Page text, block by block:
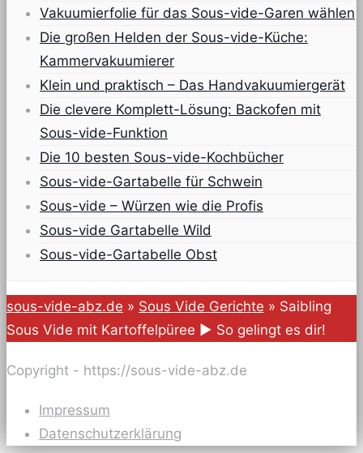
Vakuumierfolie für das Sous-vide-Garen wählen
Die großen Helden der Sous-vide-Küche:
Kammervakuumierer
Klein und praktisch – Das Handvakuumiergerät
Die clevere Komplett-Lösung: Backofen mit
Sous-vide-Funktion
Die 10 besten Sous-vide-Kochbücher
Sous-vide-Gartabelle für Schwein
Sous-vide – Würzen wie die Profis
Sous-vide Gartabelle Wild
Sous-vide-Gartabelle Obst
sous-vide-abz.de » Sous Vide Gerichte » Saibling
Sous Vide mit Kartoffelpüree ► So gelingt es dir!
Copyright - https://sous-vide-abz.de
Impressum
Datenschutzerklärung